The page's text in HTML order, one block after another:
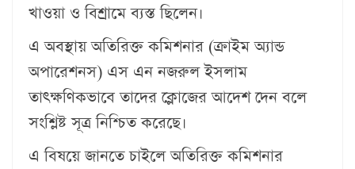
খাওয়া ও বিশ্রামে ব্যস্ত ছিলেন।
এ অবস্থায় অতিরিক্ত কমিশনার (ক্রাইম অ্যান্ড
অপারেশনস) এস এন নজরুল ইসলাম
তাৎক্ষণিকভাবে তাদের ক্লোজের আদেশ দেন বলে
সংশ্লিষ্ট সূত্র নিশ্চিত করেছে।
এ বিষয়ে জানতে চাইলে অতিরিক্ত কমিশনার